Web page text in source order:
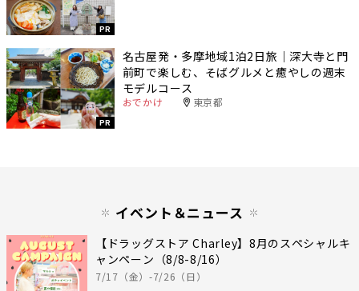
PR
PR
名古屋発・多摩地域1泊2日旅｜深大寺と門
前町で楽しむ、そばグルメと癒やしの週末
モデルコース
おでかけ 東京都
イベント＆ニュース
【ドラッグストア Charley】8月のスペシャルキ
ャンペーン（8/8-8/16）
7/17（金）-7/26（日）